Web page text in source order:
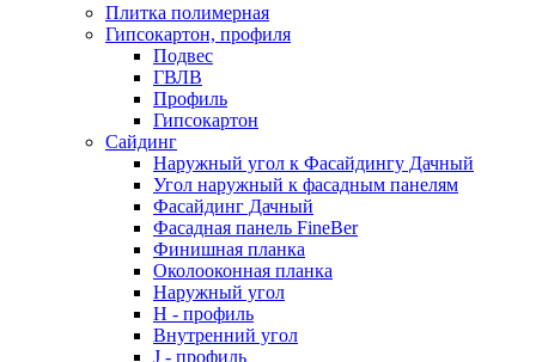
Плитка полимерная
Гипсокартон, профиля
Подвес
ГВЛВ
Профиль
Гипсокартон
Сайдинг
Наружный угол к Фасайдингу Дачный
Угол наружный к фасадным панелям
Фасайдинг Дачный
Фасадная панель FineBer
Финишная планка
Околооконная планка
Наружный угол
H - профиль
Внутренний угол
J - профиль